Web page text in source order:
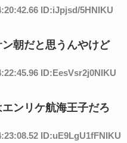
ID:iJpjsd/5HNIKU
朝だと思うんやけど
ID:EesVsr2j0NIKU
ンリケ航海王子だろ
ID:uE9LgU1fFNIKU